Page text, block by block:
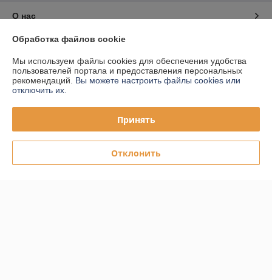
О нас
Контакты
Доставка и оплата
Полная версия сайта
Политика обработки cookies
Обработка файлов cookie
Мы используем файлы cookies для обеспечения удобства
пользователей портала и предоставления персональных
рекомендаций. Вы можете настроить файлы cookies или
отключить их.
Принять
Отклонить